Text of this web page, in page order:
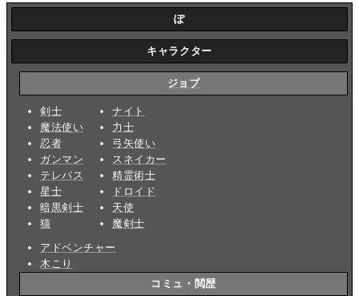
ぽ
キャラクター
ジョブ
剣士
魔法使い
忍者
ガンマン
テレパス
星士
暗黒剣士
猫
ナイト
力士
弓矢使い
スネイカー
精霊術士
ドロイド
天使
魔剣士
アドベンチャー
木こり
コミュ・閲歴